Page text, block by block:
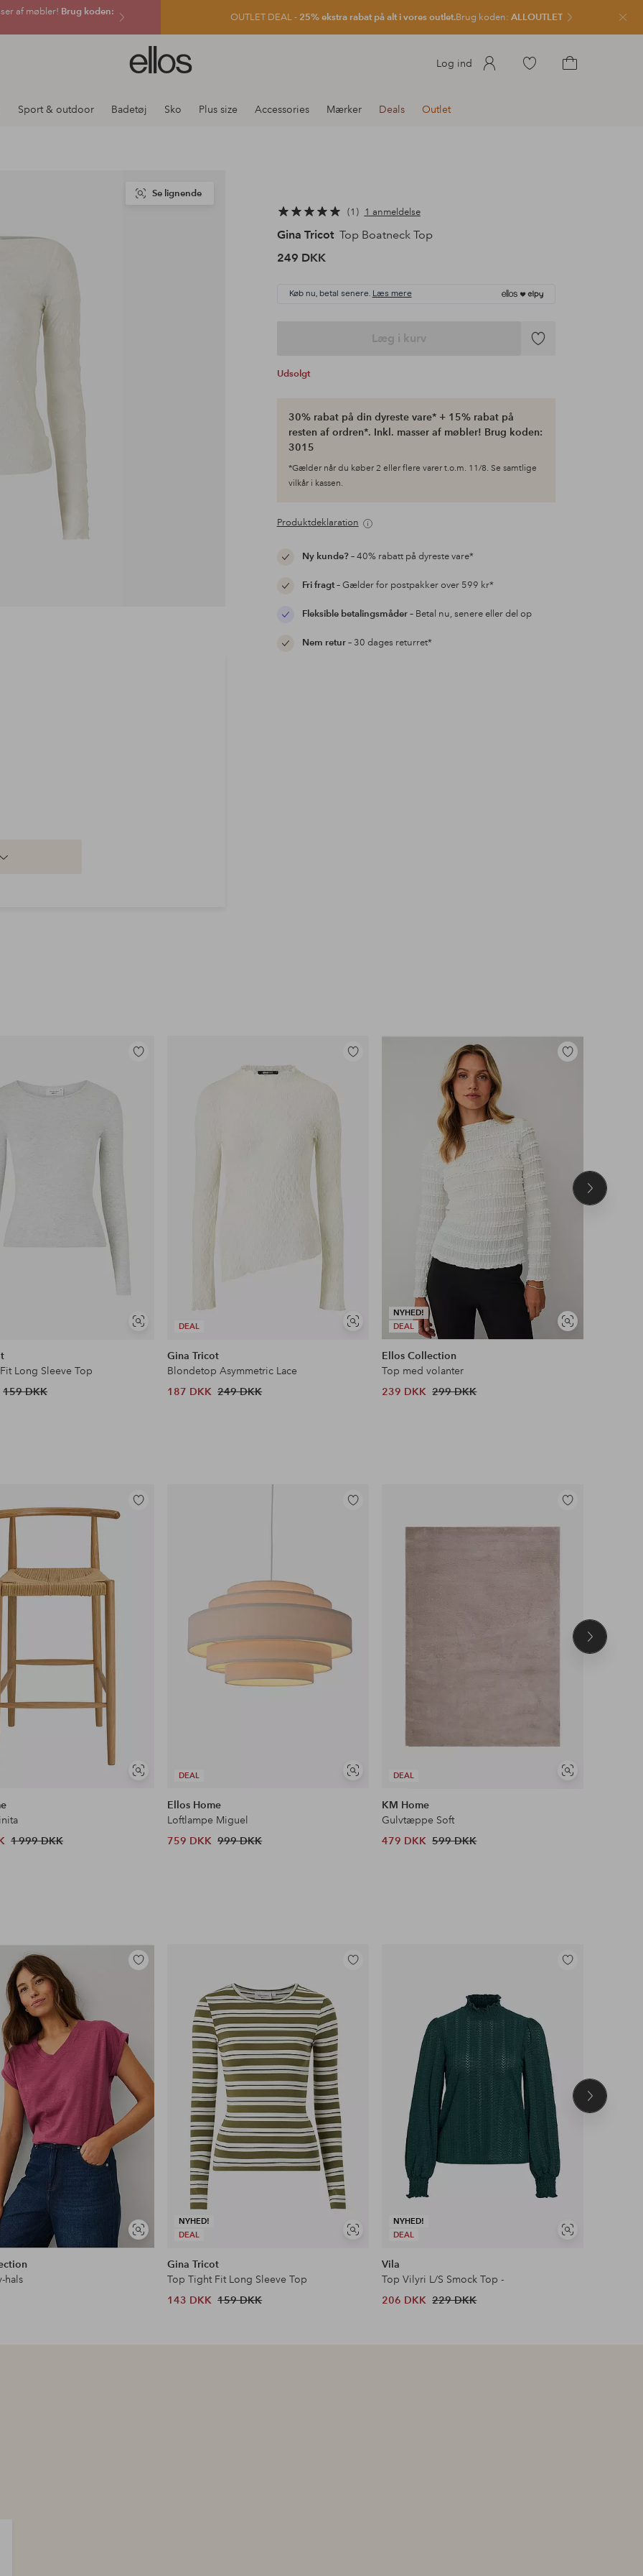
af møbler! Brug koden:
OUTLET DEAL - 25% ekstra rabat på alt i vores outlet.Brug koden: ALLOUTLET Luk
Ellos
logo
gå
Log ind
Gå
Sport & outdoor Badetøj Sko Plus size Accessories Mærker Deals Outlet
Se lignende
1
1 anmeldelse
Gina Tricot Top Boatneck Top
249 DKK
Køb nu, betal senere. Læs mere
Læg i kurv
Tilføj
Udsolgt
30% rabat på din dyreste vare* + 15% rabat på
resten af ordren*. Inkl. masser af møbler! Brug koden:
3015
*Gælder når du køber 2 eller flere varer t.o.m. 11/8. Se samtlige
vilkår i kassen.
Produktdeklaration
Ny kunde?– 40% rabatt på dyreste vare*
Fri fragt– Gælder for postpakker over 599 kr*
Fleksible betalingsmåder– Betal nu, senere eller del op
Nem retur– 30 dages returret*
Se
Tilføj
Long Sleeve Top
159 DKK
DEAL
Se
lignende
Tilføj
Gina Tricot
Blondetop Asymmetric Lace
187 DKK 249 DKK
NYHED!
DEAL
Se
lignende
Tilføj
Ellos Collection
Top med volanter
239 DKK 299 DKK
Næste
Se
Tilføj
1 999 DKK
DEAL
Se
Tilføj
Ellos Home
Loftlampe Miguel
759 DKK 999 DKK
DEAL
Se
Tilføj
KM Home
Gulvtæppe Soft
479 DKK 599 DKK
Næste
Se
lignende
Tilføj
hals
NYHED!
DEAL
Se
Tilføj
Gina Tricot
Top Tight Fit Long Sleeve Top
143 DKK 159 DKK
NYHED!
DEAL
Se
Tilføj
Vila
Top Vilyri L/S Smock Top -
206 DKK 229 DKK
Næste